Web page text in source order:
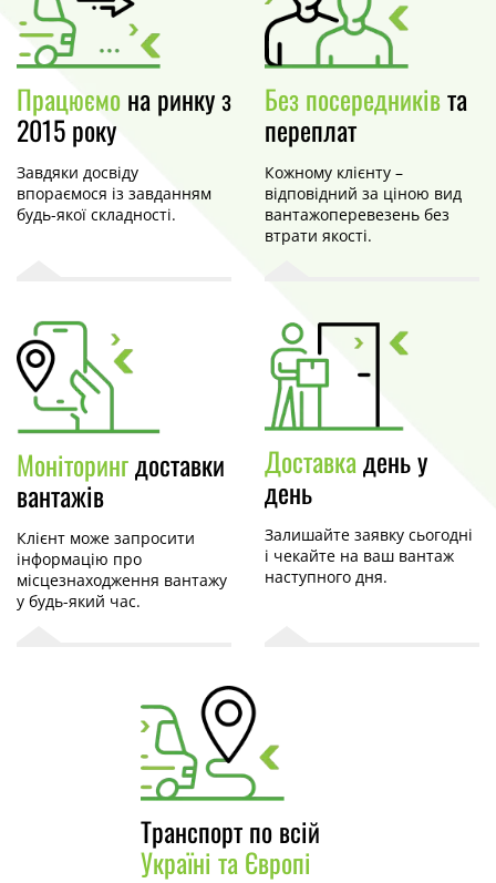
Працюємо на ринку з
2015 року
Завдяки досвіду
впораємося із завданням
будь-якої складності.
Без посередниківта
переплат
Кожному клієнту –
відповідний за ціною вид
вантажоперевезень без
втрати якості.
Моніторингдоставки
вантажів
Клієнт може запросити
інформацію про
місцезнаходження вантажу
у будь-який час.
Доставкадень у
день
Залишайте заявку сьогодні
і чекайте на ваш вантаж
наступного дня.
Транспорт по всій
Україні та Європі